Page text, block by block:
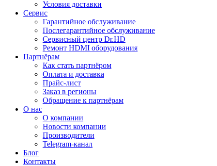
Условия доставки
Сервис
Гарантийное обслуживание
Послегарантийное обслуживание
Сервисный центр Dr.HD
Ремонт HDMI оборудования
Партнёрам
Как стать партнёром
Оплата и доставка
Прайс-лист
Заказ в регионы
Обращение к партнёрам
О нас
О компании
Новости компании
Производители
Telegram-канал
Блог
Контакты